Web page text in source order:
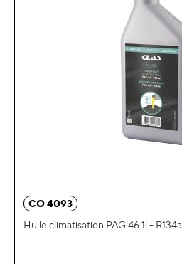
CO 4093
Huile climatisation PAG 46 1l - R134a